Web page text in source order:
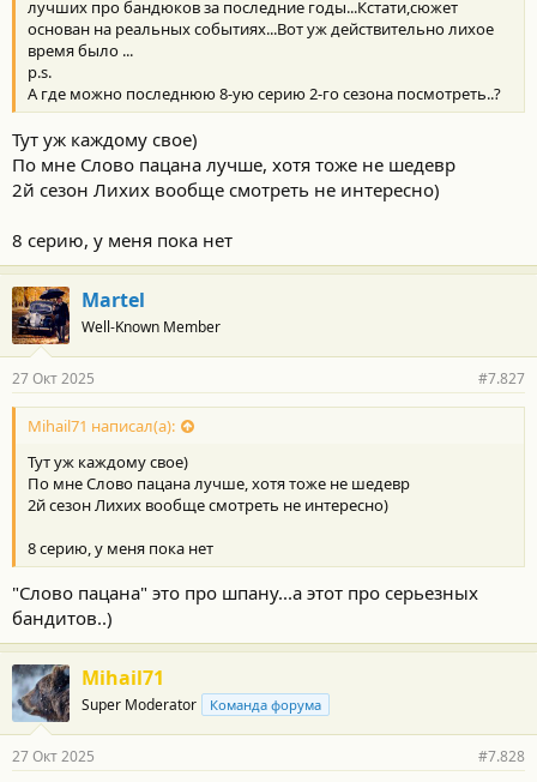
лучших про бандюков за последние годы...Кстати,сюжет
основан на реальных событиях...Вот уж действительно лихое
время было ...
p.s.
А где можно последнюю 8-ую серию 2-го сезона посмотреть..?
Тут уж каждому свое)
По мне Слово пацана лучше, хотя тоже не шедевр
2й сезон Лихих вообще смотреть не интересно)
8 серию, у меня пока нет
Martel
Well-Known Member
27 Окт 2025 #7.827
Mihail71 написал(а):
Тут уж каждому свое)
По мне Слово пацана лучше, хотя тоже не шедевр
2й сезон Лихих вообще смотреть не интересно)
8 серию, у меня пока нет
"Слово пацана" это про шпану...а этот про серьезных
бандитов..)
Mihail71
Super Moderator Команда форума
27 Окт 2025 #7.828